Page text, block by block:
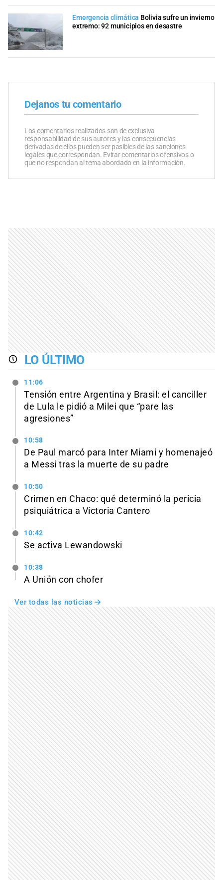
Emergencia climática Bolivia sufre un invierno
extremo: 92 municipios en desastre
Dejanos tu comentario
Los comentarios realizados son de exclusiva
responsabilidad de sus autores y las consecuencias
derivadas de ellos pueden ser pasibles de las sanciones
legales que correspondan. Evitar comentarios ofensivos o
que no respondan al tema abordado en la información.
LO ÚLTIMO
11:06
Tensión entre Argentina y Brasil: el canciller
de Lula le pidió a Milei que “pare las
agresiones”
10:58
De Paul marcó para Inter Miami y homenajeó
a Messi tras la muerte de su padre
10:50
Crimen en Chaco: qué determinó la pericia
psiquiátrica a Victoria Cantero
10:42
Se activa Lewandowski
10:38
A Unión con chofer
Ver todas las noticias